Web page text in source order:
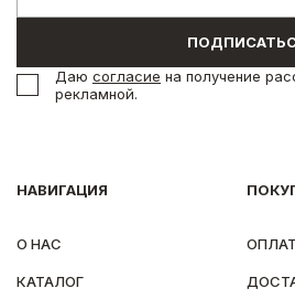
НАВИГАЦИЯ
О НАС
КАТАЛОГ
Даю согласие на получение
рекламной.